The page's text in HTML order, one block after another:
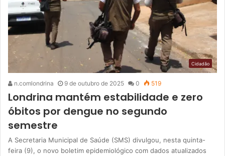
Cidadão
n.comlondrina 9 de outubro de 2025 0 519
Londrina mantém estabilidade e zero
óbitos por dengue no segundo
semestre
A Secretaria Municipal de Saúde (SMS) divulgou, nesta quinta-
feira (9), o novo boletim epidemiológico com dados atualizados